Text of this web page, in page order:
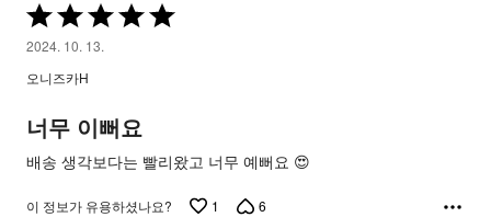
5
중
평
가
2024. 10. 13.
오니즈카H
너무 이뻐요
배송 생각보다는 빨리왔고 너무 예뻐요 😍
이 정보가 유용하셨나요? 1 6